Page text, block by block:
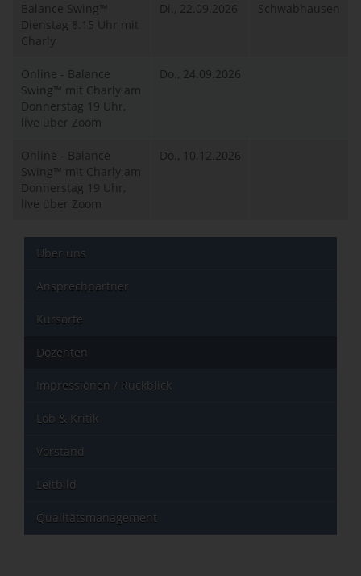
Balance Swing™
Dienstag 8.15 Uhr mit
Charly
Di., 22.09.2026 Schwabhausen
Online - Balance
Swing™ mit Charly am
Donnerstag 19 Uhr,
live über Zoom
Do., 24.09.2026
Online - Balance
Swing™ mit Charly am
Donnerstag 19 Uhr,
live über Zoom
Do., 10.12.2026
Über uns
Ansprechpartner
Kursorte
Dozenten
Impressionen / Rückblick
Lob & Kritik
Vorstand
Leitbild
Qualitätsmanagement